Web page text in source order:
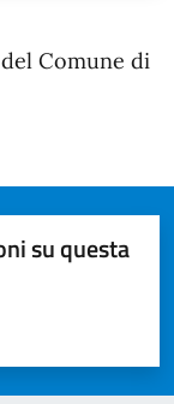
Comune di
su questa